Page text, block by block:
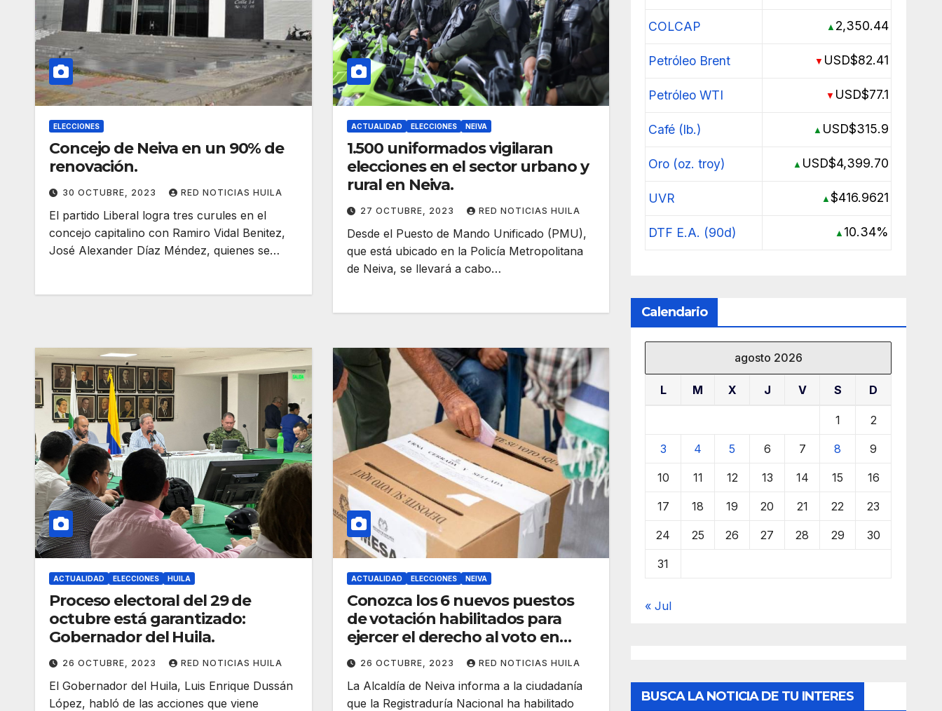
ELECCIONES
Concejo de Neiva en un 90% de
renovación.
30 OCTUBRE, 2023 RED NOTICIAS HUILA
El partido Liberal logra tres curules en el
concejo capitalino con Ramiro Vidal Benitez,
José Alexander Díaz Méndez, quienes se…
ACTUALIDAD ELECCIONES NEIVA
1.500 uniformados vigilaran
elecciones en el sector urbano y
rural en Neiva.
27 OCTUBRE, 2023 RED NOTICIAS HUILA
Desde el Puesto de Mando Unificado (PMU),
que está ubicado en la Policía Metropolitana
de Neiva, se llevará a cabo…
ACTUALIDAD ELECCIONES HUILA
Proceso electoral del 29 de
octubre está garantizado:
Gobernador del Huila.
26 OCTUBRE, 2023 RED NOTICIAS HUILA
El Gobernador del Huila, Luis Enrique Dussán
López, habló de las acciones que viene
ACTUALIDAD ELECCIONES NEIVA
Conozca los 6 nuevos puestos
de votación habilitados para
ejercer el derecho al voto en
Neiva.
26 OCTUBRE, 2023 RED NOTICIAS HUILA
La Alcaldía de Neiva informa a la ciudadanía
que la Registraduría Nacional ha habilitado
COLCAP ▲ 2,350.44
Petróleo Brent ▼ USD$82.41
Petróleo WTI ▼ USD$77.1
Café (lb.) ▲ USD$315.9
Oro (oz. troy) ▲ USD$4,399.70
UVR ▲$416.9621
DTF E.A. (90d) ▲ 10.34%
Calendario
agosto 2026
L M X J V S D
1 2
3 4 5 6 7 8 9
10 11 12 13 14 15 16
17 18 19 20 21 22 23
24 25 26 27 28 29 30
31
« Jul
BUSCA LA NOTICIA DE TU INTERES